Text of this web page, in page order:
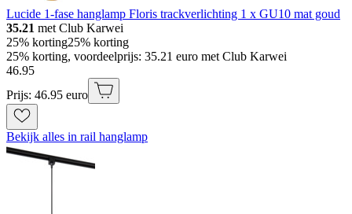
Lucide 1-fase hanglamp Floris trackverlichting 1 x GU10 mat goud
35.21 met Club Karwei
25% korting25% korting
25% korting, voordeelprijs: 35.21 euro met Club Karwei
46.95
Prijs: 46.95 euro
Bekijk alles in rail hanglamp